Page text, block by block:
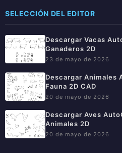
SELECCIÓN DEL EDITOR
Descargar Vacas
Ganaderos 2D
23 de mayo de 2026
Descargar Animales
Fauna 2D CAD
20 de mayo de 2026
Descargar Aves
Animales 2D
20 de mayo de 2026